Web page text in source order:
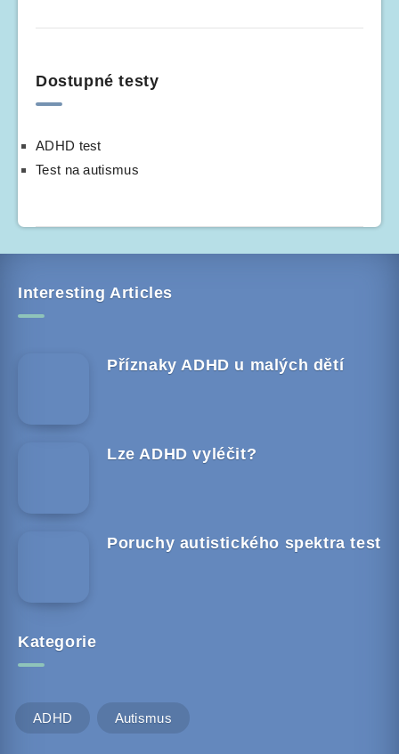
Dostupné testy
ADHD test
Test na autismus
Interesting Articles
Příznaky ADHD u malých dětí
Lze ADHD vyléčit?
Poruchy autistického spektra test
Kategorie
ADHD Autismus